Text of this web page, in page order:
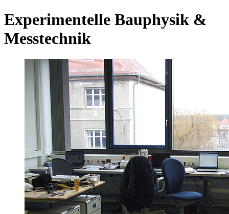
Experimentelle Bauphysik &
Messtechnik